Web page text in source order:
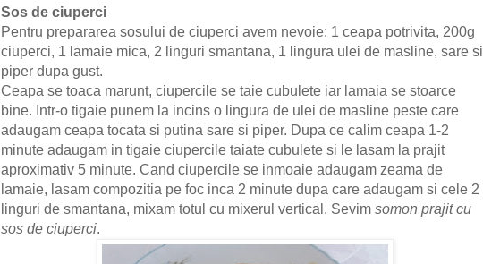
Sos de ciuperci
Pentru prepararea sosului de ciuperci avem nevoie: 1 ceapa potrivita, 200g
ciuperci, 1 lamaie mica, 2 linguri smantana, 1 lingura ulei de masline, sare si
piper dupa gust.
Ceapa se toaca marunt, ciupercile se taie cubulete iar lamaia se stoarce
bine. Intr-o tigaie punem la incins o lingura de ulei de masline peste care
adaugam ceapa tocata si putina sare si piper. Dupa ce calim ceapa 1-2
minute adaugam in tigaie ciupercile taiate cubulete si le lasam la prajit
aproximativ 5 minute. Cand ciupercile se inmoaie adaugam zeama de
lamaie, lasam compozitia pe foc inca 2 minute dupa care adaugam si cele 2
linguri de smantana, mixam totul cu mixerul vertical. Sevim somon prajit cu
sos de ciuperci.